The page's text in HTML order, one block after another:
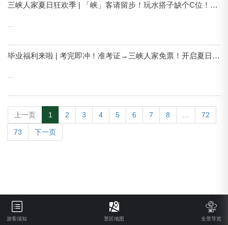
三峡人家夏日狂欢季 | 「峡」客请留步！玩水搭子缺个C位！招募开启！
毕业福利来啦 | 考完即冲！准考证→三峡人家免票！开启夏日狂欢之旅！
上一页 1 2 3 4 5 6 7 8 72
73 下一页
游客须知 景区地图 全景导览